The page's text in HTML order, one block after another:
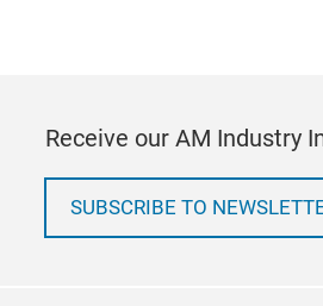
Receive our AM Industry
SUBSCRIBE TO